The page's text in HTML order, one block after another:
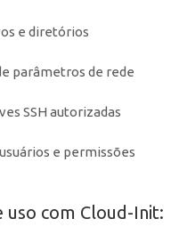
e diretórios
parâmetros de rede
SSH autorizadas
e permissões
uso com Cloud-Init: